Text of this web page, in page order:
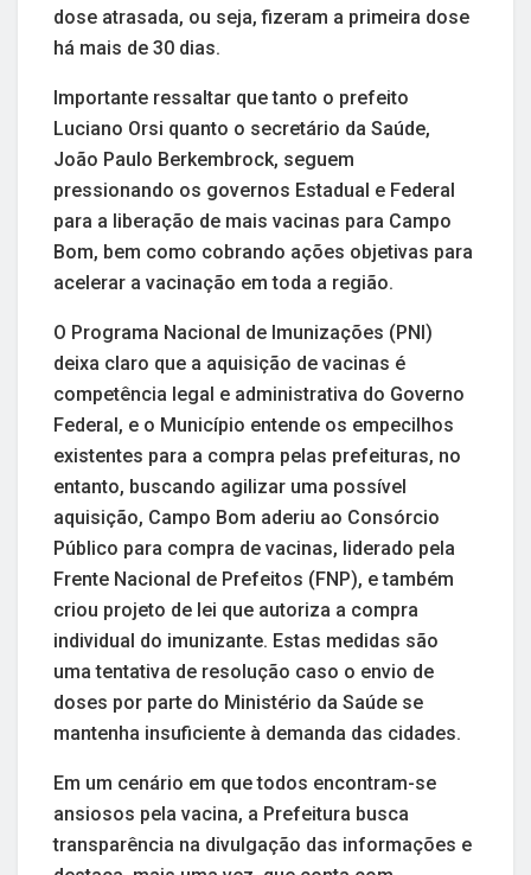
dose atrasada, ou seja, fizeram a primeira dose
há mais de 30 dias.
Importante ressaltar que tanto o prefeito
Luciano Orsi quanto o secretário da Saúde,
João Paulo Berkembrock, seguem
pressionando os governos Estadual e Federal
para a liberação de mais vacinas para Campo
Bom, bem como cobrando ações objetivas para
acelerar a vacinação em toda a região.
O Programa Nacional de Imunizações (PNI)
deixa claro que a aquisição de vacinas é
competência legal e administrativa do Governo
Federal, e o Município entende os empecilhos
existentes para a compra pelas prefeituras, no
entanto, buscando agilizar uma possível
aquisição, Campo Bom aderiu ao Consórcio
Público para compra de vacinas, liderado pela
Frente Nacional de Prefeitos (FNP), e também
criou projeto de lei que autoriza a compra
individual do imunizante. Estas medidas são
uma tentativa de resolução caso o envio de
doses por parte do Ministério da Saúde se
mantenha insuficiente à demanda das cidades.
Em um cenário em que todos encontram-se
ansiosos pela vacina, a Prefeitura busca
transparência na divulgação das informações e